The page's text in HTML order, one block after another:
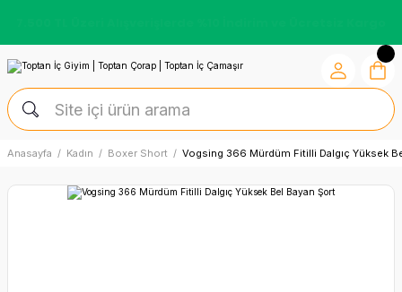
Anasayfa Kadın Boxer Short Vogsing 366 Mürdüm Fitilli Dalgıç Yüksek